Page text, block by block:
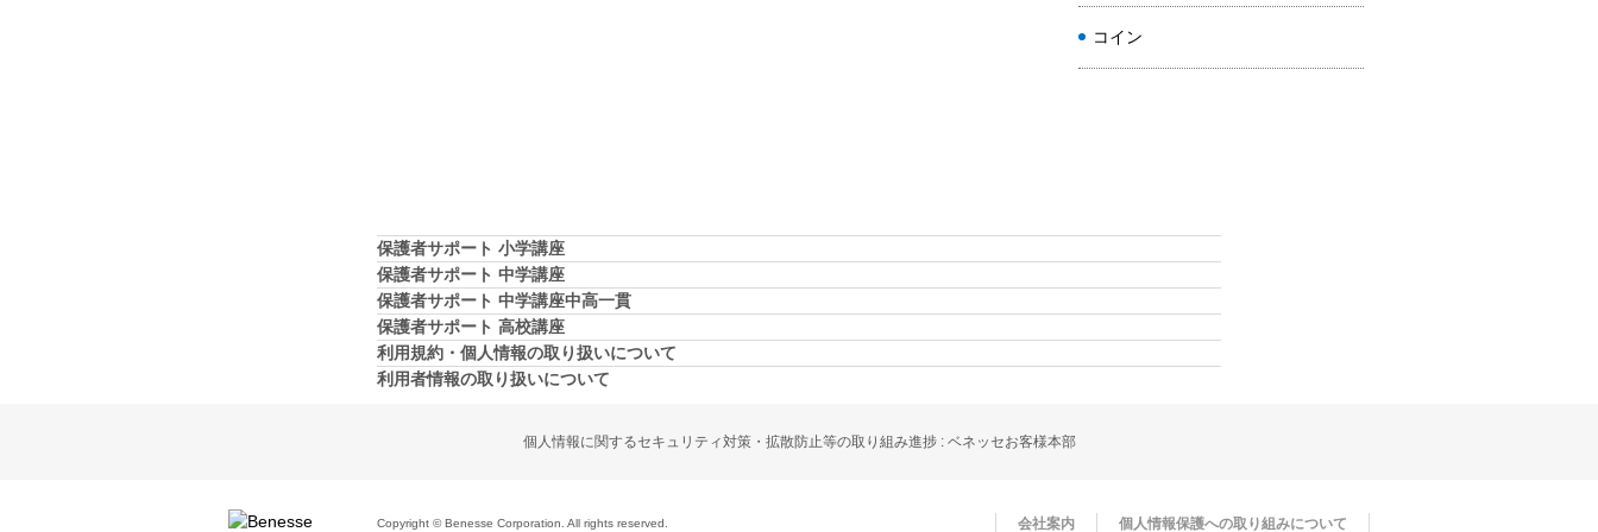
コイン
保護者サポート 小学講座
保護者サポート 中学講座
保護者サポート 中学講座中高一貫
保護者サポート 高校講座
利用規約・個人情報の取り扱いについて
利用者情報の取り扱いについて
個人情報に関するセキュリティ対策・拡散防止等の取り組み進捗 : ベネッセお客様本部
Copyright © Benesse Corporation. All rights reserved. 会社案内 個人情報保護への取り組みについて